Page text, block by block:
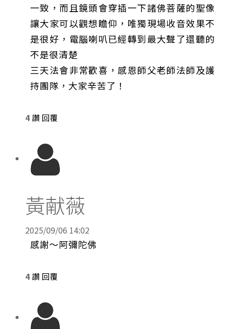
一致，而且鏡頭會穿插一下諸佛菩薩的聖像
讓大家可以觀想瞻仰，唯獨現場收音效果不
是很好，電腦喇叭已經轉到最大聲了還聽的
不是很清楚
三天法會非常歡喜，感恩師父老師法師及護
持團隊，大家辛苦了！
4 讚 回覆
黃献薇
2025/09/06 14:02
感謝～阿彌陀佛
4 讚 回覆